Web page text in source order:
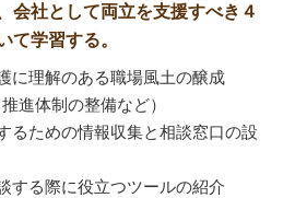
会社として両立を支援すべき４
て学習する。
に理解のある職場風土の醸成
進体制の整備など）
るための情報収集と相談窓口の設
する際に役立つツールの紹介